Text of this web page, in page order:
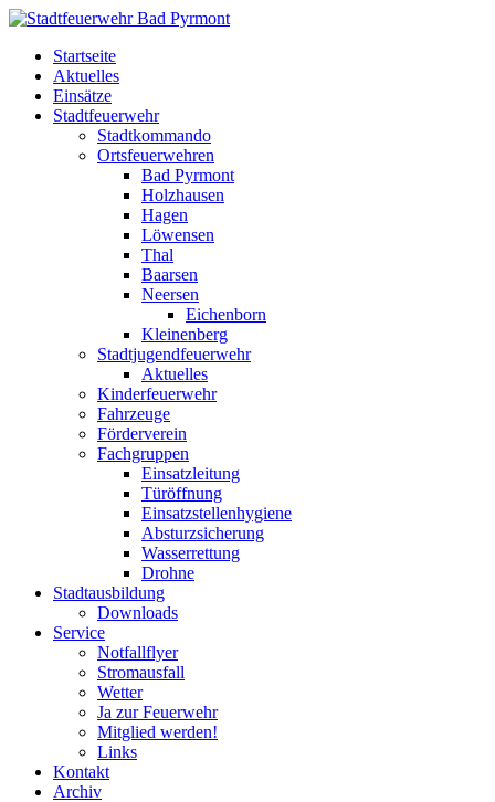
Startseite
Aktuelles
Einsätze
Stadtfeuerwehr
Stadtkommando
Ortsfeuerwehren
Bad Pyrmont
Holzhausen
Hagen
Löwensen
Thal
Baarsen
Neersen
Eichenborn
Kleinenberg
Stadtjugendfeuerwehr
Aktuelles
Kinderfeuerwehr
Fahrzeuge
Förderverein
Fachgruppen
Einsatzleitung
Türöffnung
Einsatzstellenhygiene
Absturzsicherung
Wasserrettung
Drohne
Stadtausbildung
Downloads
Service
Notfallflyer
Stromausfall
Wetter
Ja zur Feuerwehr
Mitglied werden!
Links
Kontakt
Archiv